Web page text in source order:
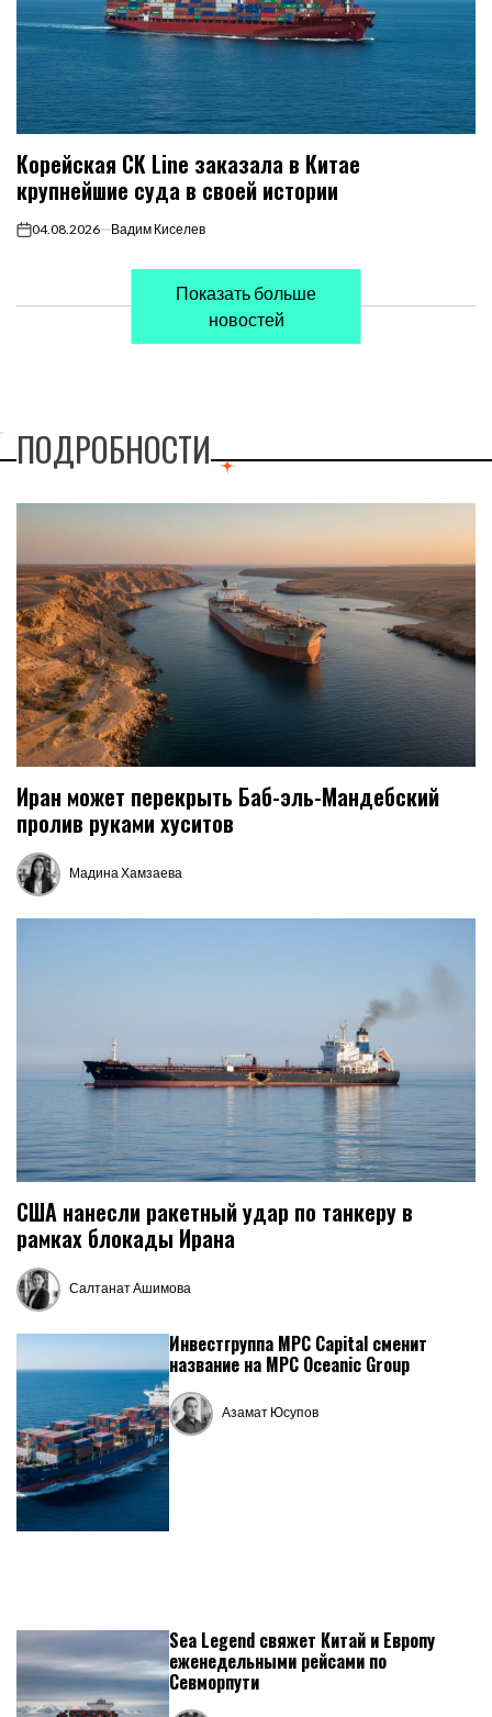
Корейская CK Line заказала в Китае
крупнейшие суда в своей истории
on04.08.2026 Вадим Киселев
Показать больше
новостей
ПОДРОБНОСТИ
Иран может перекрыть Баб-эль-Мандебский
пролив руками хуситов
Запись
Мадина Хамзаева
США нанесли ракетный удар по танкеру в
рамках блокады Ирана
Запись
Салтанат Ашимова
Инвестгруппа MPC Capital сменит
название на MPC Oceanic Group
Запись
от
Азамат Юсупов
Sea Legend свяжет Китай и Европу
еженедельными рейсами по
Севморпути